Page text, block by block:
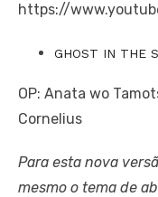
https://
GHOST IN THE
OP: Anata wo
Cornelius
Para esta nova
mesmo o tema de